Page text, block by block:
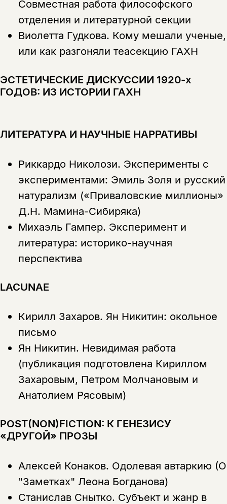
Совместная работа философского
отделения и литературной секции
Виолетта Гудкова. Кому мешали ученые,
или как разгоняли теасекцию ГАХН
ЭСТЕТИЧЕСКИЕ ДИСКУССИИ 1920-х
ГОДОВ: ИЗ ИСТОРИИ ГАХН
ЛИТЕРАТУРА И НАУЧНЫЕ НАРРАТИВЫ
Риккардо Николози. Эксперименты с
экспериментами: Эмиль Золя и русский
натурализм («Приваловские миллионы»
Д.Н. Мамина-Сибиряка)
Михаэль Гампер. Эксперимент и
литература: историко-научная
перспектива
LACUNAE
Кирилл Захаров. Ян Никитин: окольное
письмо
Ян Никитин. Невидимая работа
(публикация подготовлена Кириллом
Захаровым, Петром Молчановым и
Анатолием Рясовым)
POST(NON)FICTION: К ГЕНЕЗИСУ
«ДРУГОЙ» ПРОЗЫ
Алексей Конаков. Одолевая автаркию (О
"Заметках" Леона Богданова)
Станислав Снытко. Субъект и жанр в
Поделиться
Копировать
ссылку
ВконтактеТелеграм
подписаться
подписаться
да
нет, вернуться назад